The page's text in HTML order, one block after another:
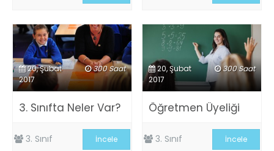
300 Saat
20, Şubat
2017
3. Sınıfta Neler Var?
3. Sınıf İncele
300 Saat
20, Şubat
2017
Öğretmen Üyeliği
3. Sınıf İncele